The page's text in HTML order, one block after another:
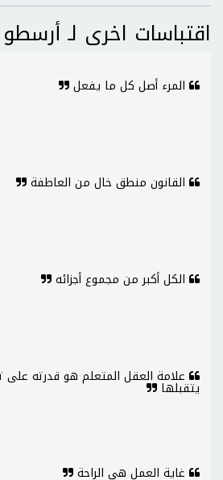
اقتباسات اخرى لـ أرسطو
المرء أصل كل ما يفعل
القانون منطق خال من العاطفة
الكل أكبر من مجموع أجزائه
علامة العقل المتعلم هو قدرته على
يتقبلها
غاية العمل هي الراحة